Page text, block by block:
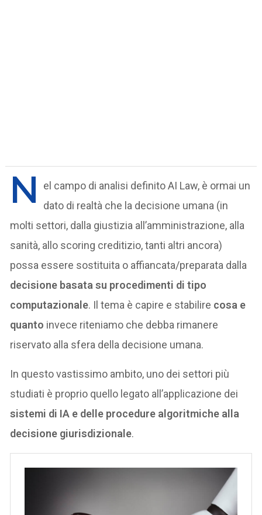
N
el campo di analisi definito AI Law, è ormai un
dato di realtà che la decisione umana (in
molti settori, dalla giustizia all’amministrazione, alla
sanità, allo scoring creditizio, tanti altri ancora)
possa essere sostituita o affiancata/preparata dalla
decisione basata su procedimenti di tipo
computazionale. Il tema è capire e stabilire cosa e
quanto invece riteniamo che debba rimanere
riservato alla sfera della decisione umana.
In questo vastissimo ambito, uno dei settori più
studiati è proprio quello legato all’applicazione dei
sistemi di IA e delle procedure algoritmiche alla
decisione giurisdizionale.